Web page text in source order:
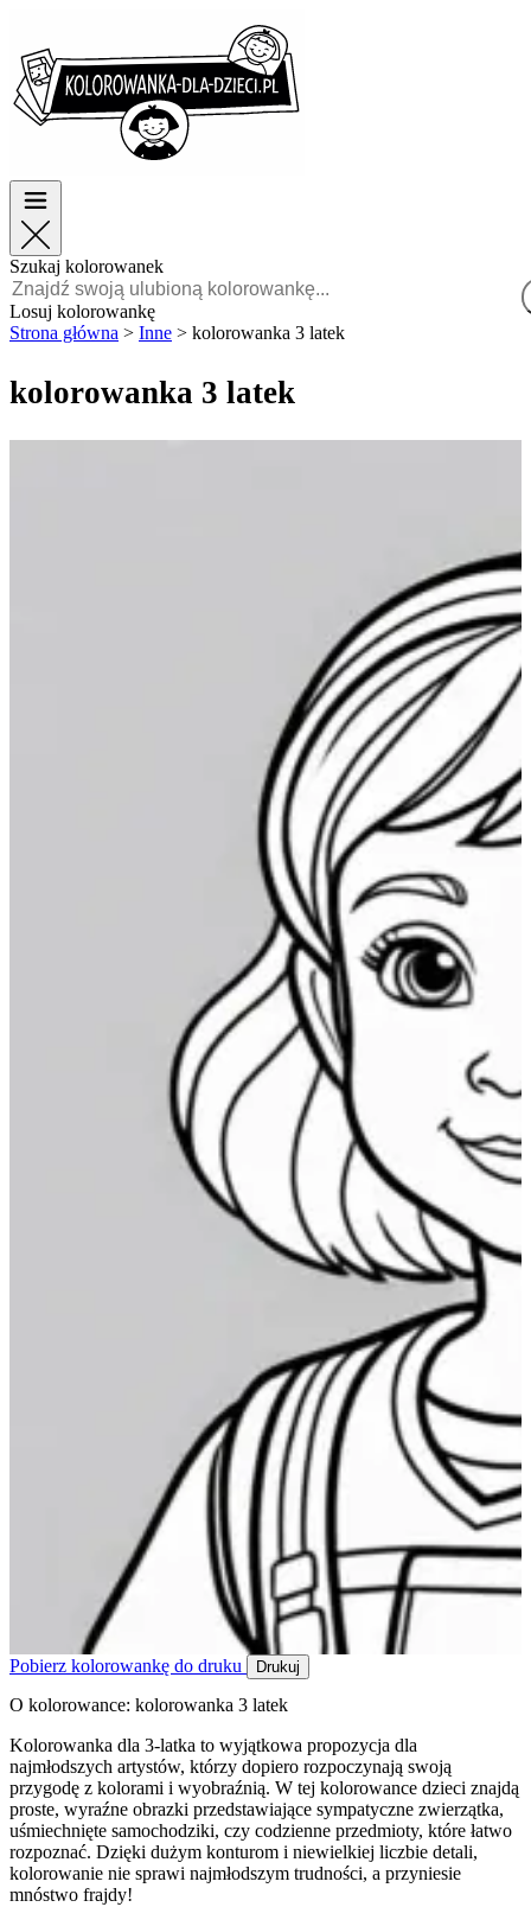
TOP kategorie
Dla chłopców
Dla dziewczynek
Polski
POLSKI
FRANÇAIS
TOP kategorie
Dla chłopców
Dla dziewczynek
Szukaj kolorowanek
Losuj kolorowankę
Strona główna > Inne > kolorowanka 3 latek
kolorowanka 3 latek
Pobierz kolorowankę do druku Drukuj
O kolorowance: kolorowanka 3 latek
Kolorowanka dla 3-latka to wyjątkowa propozycja dla
najmłodszych artystów, którzy dopiero rozpoczynają swoją
przygodę z kolorami i wyobraźnią. W tej kolorowance dzieci znajdą
proste, wyraźne obrazki przedstawiające sympatyczne zwierzątka,
uśmiechnięte samochodziki, czy codzienne przedmioty, które łatwo
rozpoznać. Dzięki dużym konturom i niewielkiej liczbie detali,
kolorowanie nie sprawi najmłodszym trudności, a przyniesie
mnóstwo frajdy!